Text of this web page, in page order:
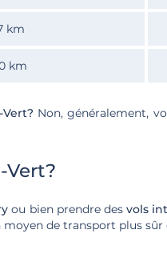
km
km
Non, généralement,
Vert?
ou bien prendre des vols
de transport plus sûr